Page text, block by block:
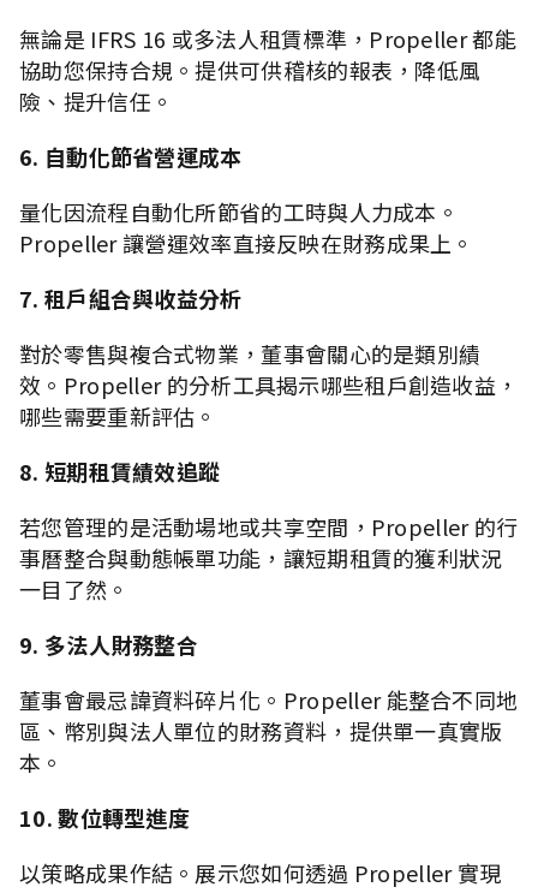
無論是 IFRS 16 或多法人租賃標準，Propeller 都能
協助您保持合規。提供可供稽核的報表，降低風
險、提升信任。
6. 自動化節省營運成本
量化因流程自動化所節省的工時與人力成本。
Propeller 讓營運效率直接反映在財務成果上。
7. 租戶組合與收益分析
對於零售與複合式物業，董事會關心的是類別績
效。Propeller 的分析工具揭示哪些租戶創造收益，
哪些需要重新評估。
8. 短期租賃績效追蹤
若您管理的是活動場地或共享空間，Propeller 的行
事曆整合與動態帳單功能，讓短期租賃的獲利狀況
一目了然。
9. 多法人財務整合
董事會最忌諱資料碎片化。Propeller 能整合不同地
區、幣別與法人單位的財務資料，提供單一真實版
本。
10. 數位轉型進度
以策略成果作結。展示您如何透過 Propeller 實現